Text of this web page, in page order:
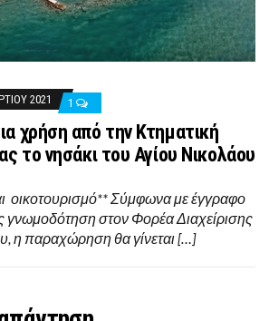
2021 1
χρήση από την Κτηματική
το νησάκι του Αγίου Νικολάου
οικοτουρισμό** Σύμφωνα με έγγραφο
γνωμοδότηση στον Φορέα Διαχείρισης
η παραχώρηση θα γίνεται […]